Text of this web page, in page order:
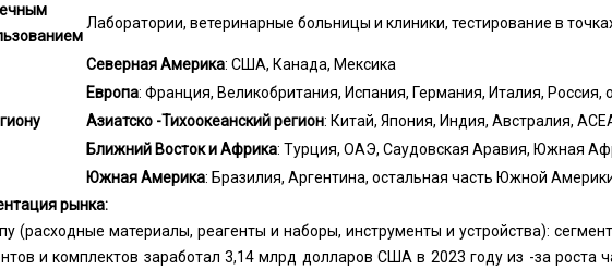
Лаборатории, ветеринарные больницы и клиники, тестирование в
Северная Америка: США, Канада, Мексика
Европа: Франция, Великобритания, Испания, Германия, Италия, Россия,
Азиатско -Тихоокеанский регион: Китай, Япония, Индия, Австралия,
Ближний Восток и Африка: Турция, ОАЭ, Саудовская Аравия, Южная
Южная Америка: Бразилия, Аргентина, остальная часть Южной
рынка:
(расходные материалы, реагенты и наборы, инструменты и устройства):
и комплектов заработал 3,14 млрд долларов США в 2023 году из -за роста